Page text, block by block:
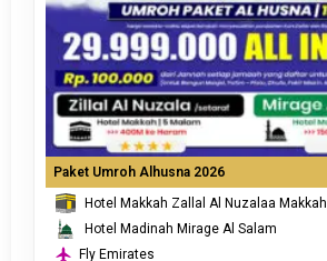
Paket Umroh Alhusna 2026
Hotel Makkah Zallal Al Nuzalaa Makkah
Hotel Madinah Mirage Al Salam
Fly Emirates